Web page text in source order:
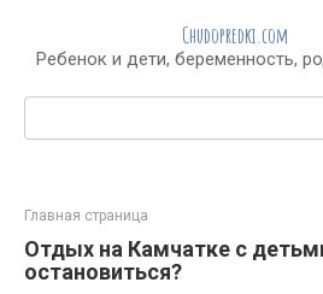
контенту
Chudopredki.com
Ребенок и дети, беременность,
Поиск:
Главная страница
Отдых на Камчатке с
остановиться?